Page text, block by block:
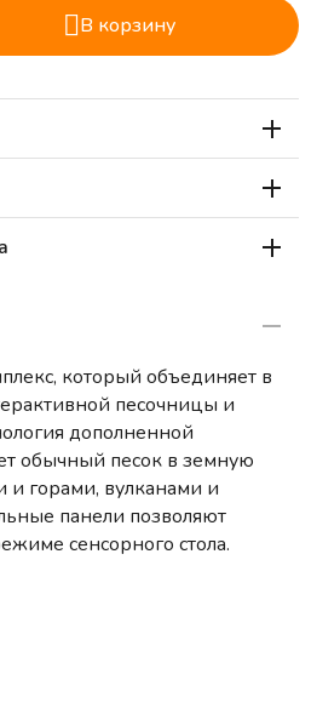
В корзину
который объединяет в
песочницы и
дополненной
обычный песок в земную
и горами, вулканами и
панели позволяют
сенсорного стола.